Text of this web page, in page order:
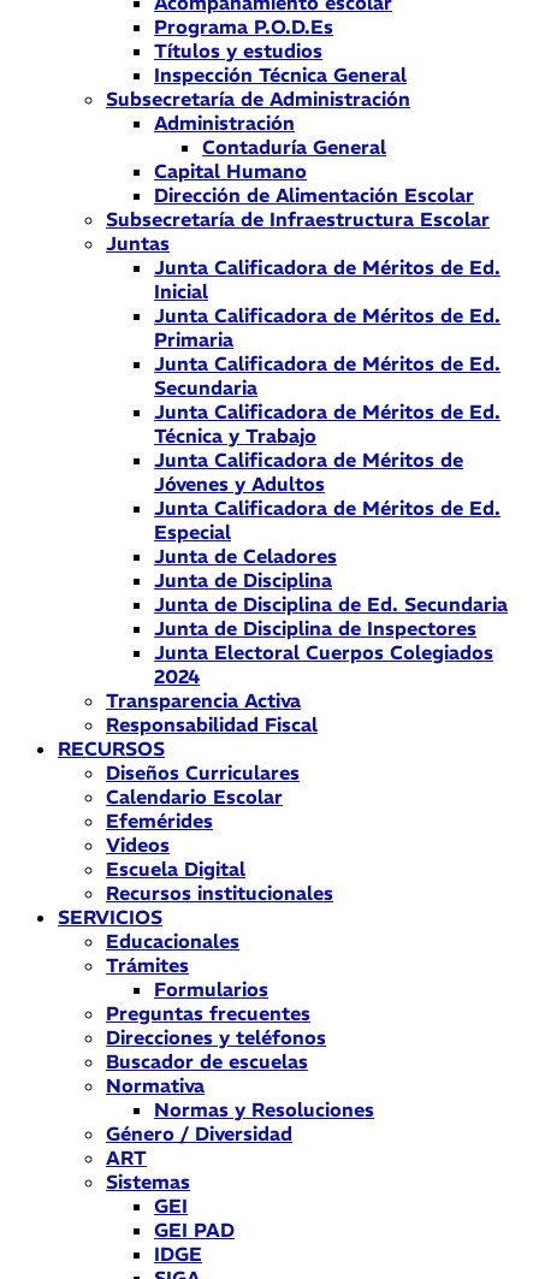
Programa P.O.D.Es
Títulos y estudios
Inspección Técnica General
Subsecretaría de Administración
Administración
Contaduría General
Capital Humano
Dirección de Alimentación Escolar
Subsecretaría de Infraestructura Escolar
Juntas
Junta Calificadora de Méritos de Ed.
Inicial
Junta Calificadora de Méritos de Ed.
Primaria
Junta Calificadora de Méritos de Ed.
Secundaria
Junta Calificadora de Méritos de Ed.
Técnica y Trabajo
Junta Calificadora de Méritos de
Jóvenes y Adultos
Junta Calificadora de Méritos de Ed.
Especial
Junta de Celadores
Junta de Disciplina
Junta de Disciplina de Ed. Secundaria
Junta de Disciplina de Inspectores
Junta Electoral Cuerpos Colegiados
2024
Transparencia Activa
Responsabilidad Fiscal
RECURSOS
Diseños Curriculares
Calendario Escolar
Efemérides
Videos
Escuela Digital
Recursos institucionales
SERVICIOS
Educacionales
Trámites
Formularios
Preguntas frecuentes
Direcciones y teléfonos
Buscador de escuelas
Normativa
Normas y Resoluciones
Género / Diversidad
ART
Sistemas
GEI
GEI PAD
IDGE